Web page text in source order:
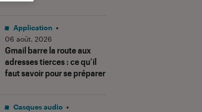
Gmail barre la route aux
adresses tierces : ce qu’il
faut savoir pour se préparer
Application •
06 août. 2026
Casques audio •